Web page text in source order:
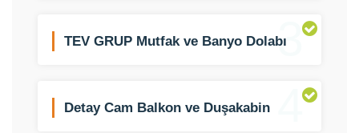
3
TEV GRUP Mutfak ve Banyo Dolabı
4
Detay Cam Balkon ve Duşakabin